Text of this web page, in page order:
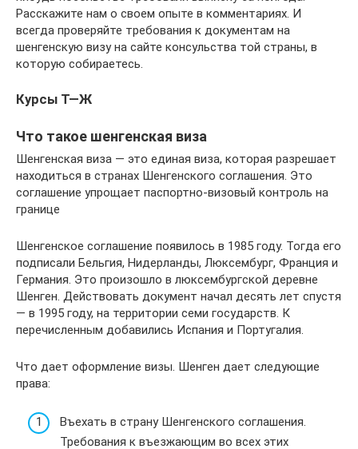
Расскажите нам о своем опыте в комментариях. И
всегда проверяйте требования к документам на
шенгенскую визу на сайте консульства той страны, в
которую собираетесь.
Курсы Т—Ж
Что такое шенгенская виза
Шенгенская виза — это единая виза, которая разрешает
находиться в странах Шенгенского соглашения. Это
соглашение упрощает паспортно-визовый контроль на
границе
Шенгенское соглашение появилось в 1985 году. Тогда его
подписали Бельгия, Нидерланды, Люксембург, Франция и
Германия. Это произошло в люксембургской деревне
Шенген. Действовать документ начал десять лет спустя
— в 1995 году, на территории семи государств. К
перечисленным добавились Испания и Португалия.
Что дает оформление визы. Шенген дает следующие
права:
Въехать в страну Шенгенского соглашения.
Требования к въезжающим во всех этих